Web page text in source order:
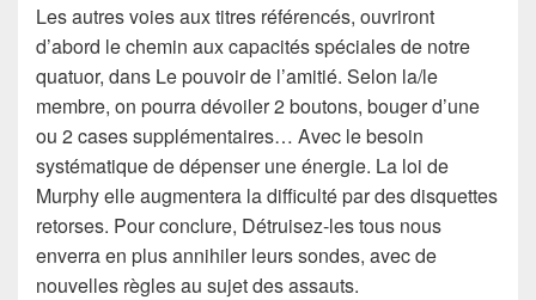
Les autres voies aux titres référencés, ouvriront
d’abord le chemin aux capacités spéciales de notre
quatuor, dans Le pouvoir de l’amitié. Selon la/le
membre, on pourra dévoiler 2 boutons, bouger d’une
ou 2 cases supplémentaires… Avec le besoin
systématique de dépenser une énergie. La loi de
Murphy elle augmentera la difficulté par des disquettes
retorses. Pour conclure, Détruisez-les tous nous
enverra en plus annihiler leurs sondes, avec de
nouvelles règles au sujet des assauts.